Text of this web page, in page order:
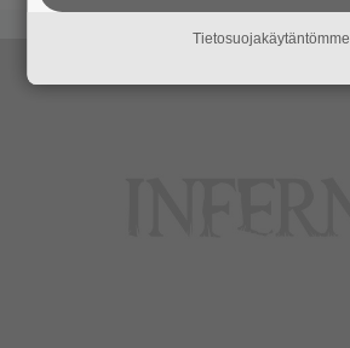
Tietosuojakäytäntömme